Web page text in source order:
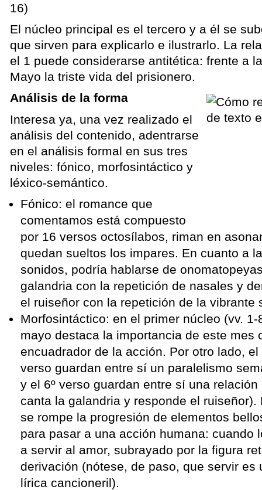
16)
El núcleo principal es el tercero y a él se
que sirven para explicarlo e ilustrarlo. La
el 1 puede considerarse antitética: frente a
Mayo la triste vida del prisionero.
Análisis de la forma
Interesa ya, una vez realizado el
análisis del contenido, adentrarse
en el análisis formal en sus tres
niveles: fónico, morfosintáctico y
léxico-semántico.
Fónico: el romance que
comentamos está compuesto
por 16 versos octosílabos, riman en
quedan sueltos los impares. En cuanto a
sonidos, podría hablarse de
galandria con la repetición de nasales y
el ruiseñor con la repetición de la vibrante
Morfosintáctico: en el primer núcleo (vv.
mayo destaca la importancia de este mes
encuadrador de la acción. Por otro lado,
verso guardan entre sí un paralelismo
y el 6º verso guardan entre sí una
canta la galandria y responde el ruiseñor).
se rompe la progresión de elementos
para pasar a una acción humana: cuando
a servir al amor, subrayado por la figura
derivación (nótese, de paso, que servir es
lírica cancioneril).